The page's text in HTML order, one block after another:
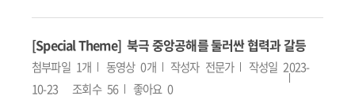
[Special Theme] 북극 중앙공해를 둘러싼 협력과 갈등
첨부파일 1개 동영상 0개 작성자 전문가 작성일 2023-
10-23
조회수 56 좋아요 0